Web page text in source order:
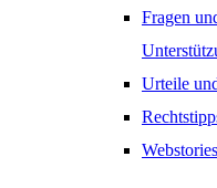
Fragen
Urteile
Webstories